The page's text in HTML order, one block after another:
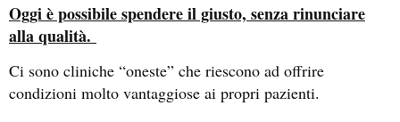
Oggi è possibile spendere il giusto, senza rinunciare
alla qualità.
Ci sono cliniche “oneste” che riescono ad offrire
condizioni molto vantaggiose ai propri pazienti.